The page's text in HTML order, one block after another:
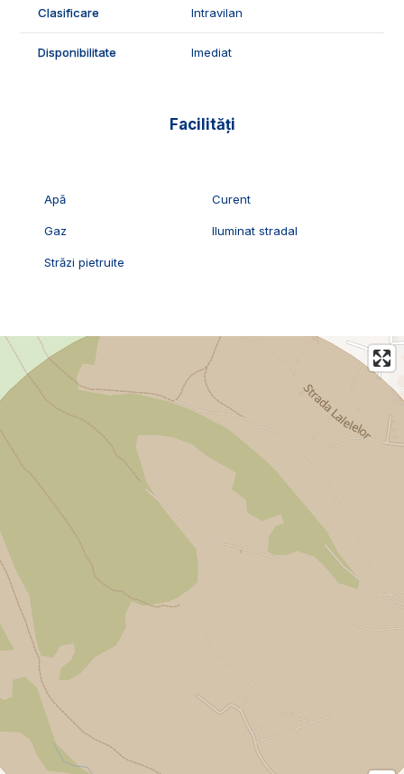
Clasificare Intravilan
Disponibilitate Imediat
Facilități
Apă Curent
Gaz Iluminat stradal
Străzi pietruite